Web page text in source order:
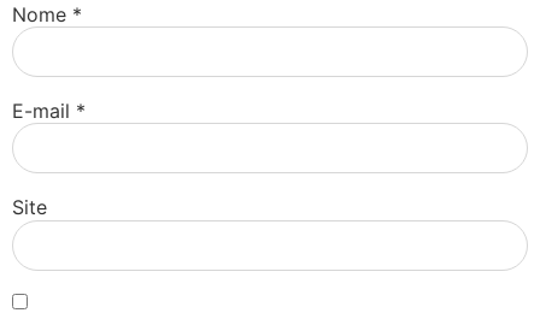
Nome *
E-mail *
Site